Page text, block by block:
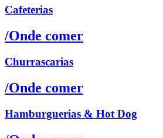
Cafeterias
/Onde comer
Churrascarias
/Onde comer
Hamburguerias & Hot Dog